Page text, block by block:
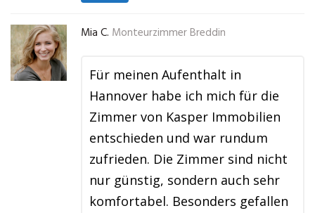
Mia C. Monteurzimmer Breddin
Für meinen Aufenthalt in
Hannover habe ich mich für die
Zimmer von Kasper Immobilien
entschieden und war rundum
zufrieden. Die Zimmer sind nicht
nur günstig, sondern auch sehr
komfortabel. Besonders gefallen